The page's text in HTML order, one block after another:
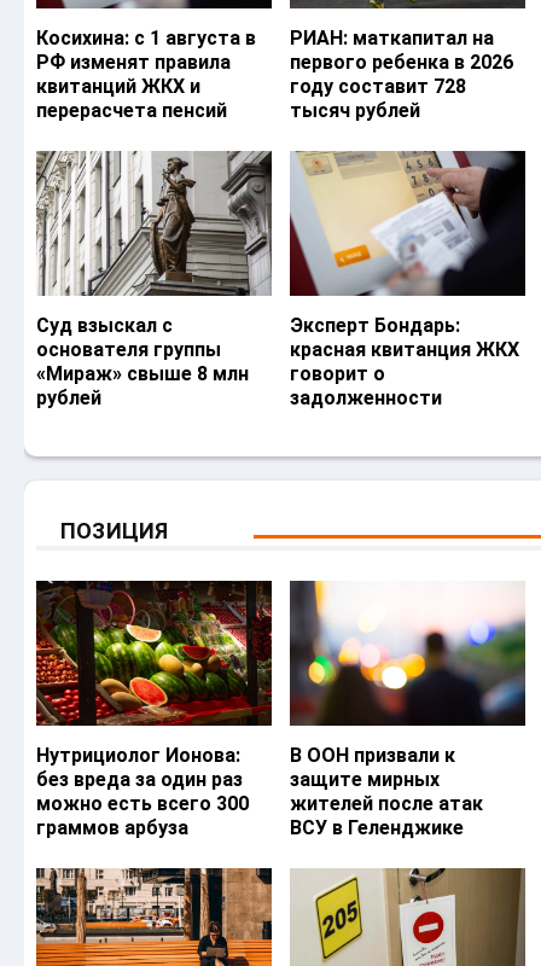
Косихина: с 1 августа в
РФ изменят правила
квитанций ЖКХ и
перерасчета пенсий
РИАН: маткапитал на
первого ребенка в 2026
году составит 728
тысяч рублей
Суд взыскал с
основателя группы
«Мираж» свыше 8 млн
рублей
Эксперт Бондарь:
красная квитанция ЖКХ
говорит о
задолженности
ПОЗИЦИЯ
Нутрициолог Ионова:
без вреда за один раз
можно есть всего 300
граммов арбуза
В ООН призвали к
защите мирных
жителей после атак
ВСУ в Геленджике